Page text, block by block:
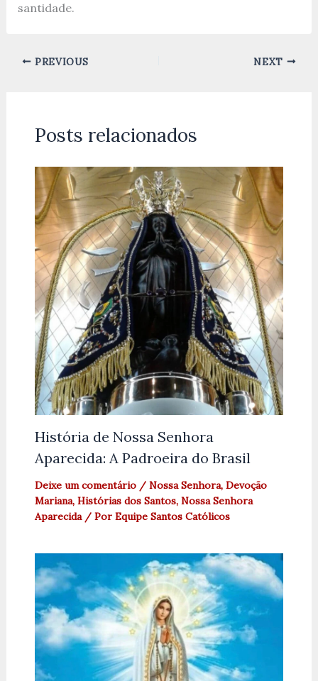
santidade.
PREVIOUS NEXT
Posts relacionados
História de Nossa Senhora
Aparecida: A Padroeira do Brasil
Deixe um comentário / Nossa Senhora, Devoção
Mariana, Histórias dos Santos, Nossa Senhora
Aparecida/ Por Equipe Santos Católicos